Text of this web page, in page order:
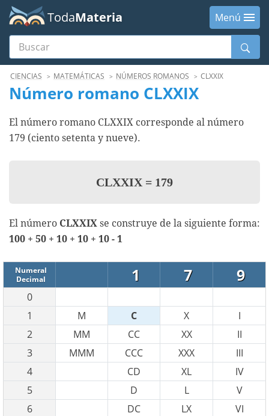
TodaMateria
Menú
Buscar
MenúCIENCIAS MATEMÁTICAS NÚMEROS ROMANOS CLXXIX
Número romano CLXXIX
El número romano CLXXIX corresponde al número
179 (ciento setenta y nueve).
CLXXIX = 179
El número CLXXIX se construye de la siguiente forma:
100 + 50 + 10 + 10 + 10 - 1
Numeral
Decimal
1 7 9
0
1
M C X
I
2
MM CC XX
II
3
MMM CCC XXX
III
4
CD XL
IV
5
D L
V
6
DC LX
VI